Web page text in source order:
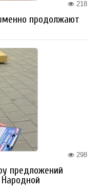
218
продолжают
298
предложений